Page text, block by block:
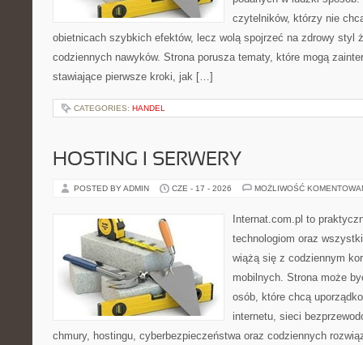
czytelników, którzy nie
obietnicach szybkich efektów, lecz wolą spojrzeć na zdrowy styl
codziennych nawyków. Strona porusza tematy, które mogą
stawiające pierwsze kroki, jak […]
CATEGORIES: HANDEL
HOSTING I SERWERY
POSTED BY ADMIN CZE - 17 - 2026 MOŻLIWOŚĆ
Internat.com.pl to
technologiom oraz
wiążą się z codziennym
mobilnych. Strona może
osób, które chcą
internetu, sieci
chmury, hostingu, cyberbezpieczeństwa oraz codziennych